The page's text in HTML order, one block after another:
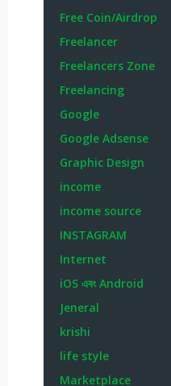
Forex Zone
Free Coin/Airdrop
Freelancer
Freelancers Zone
Freelancing
Google
Google Adsense
Graphic Design
income
income source
INSTAGRAM
Internet
iOS এবং Android
Jeneral
krishi
life style